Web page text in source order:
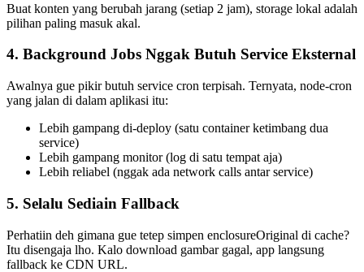
Buat konten yang berubah jarang (setiap 2 jam), storage lokal adalah
pilihan paling masuk akal.
4. Background Jobs Nggak Butuh Service Eksternal
Awalnya gue pikir butuh service cron terpisah. Ternyata, node-cron
yang jalan di dalam aplikasi itu:
Lebih gampang di-deploy (satu container ketimbang dua
service)
Lebih gampang monitor (log di satu tempat aja)
Lebih reliabel (nggak ada network calls antar service)
5. Selalu Sediain Fallback
Perhatiin deh gimana gue tetep simpen enclosureOriginal di cache?
Itu disengaja lho. Kalo download gambar gagal, app langsung
fallback ke CDN URL.